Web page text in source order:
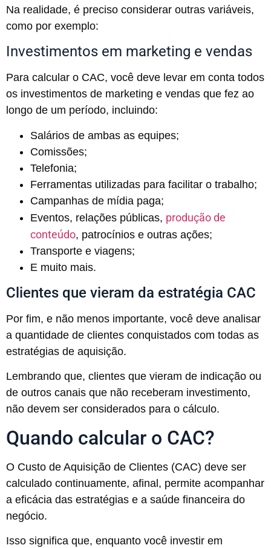
Na realidade, é preciso considerar outras variáveis,
como por exemplo:
Investimentos em marketing e vendas
Para calcular o CAC, você deve levar em conta todos
os investimentos de marketing e vendas que fez ao
longo de um período, incluindo:
Salários de ambas as equipes;
Comissões;
Telefonia;
Ferramentas utilizadas para facilitar o trabalho;
Campanhas de mídia paga;
Eventos, relações públicas, produção de
conteúdo, patrocínios e outras ações;
Transporte e viagens;
E muito mais.
Clientes que vieram da estratégia CAC
Por fim, e não menos importante, você deve analisar
a quantidade de clientes conquistados com todas as
estratégias de aquisição.
Lembrando que, clientes que vieram de indicação ou
de outros canais que não receberam investimento,
não devem ser considerados para o cálculo.
Quando calcular o CAC?
O Custo de Aquisição de Clientes (CAC) deve ser
calculado continuamente, afinal, permite acompanhar
a eficácia das estratégias e a saúde financeira do
negócio.
Isso significa que, enquanto você investir em